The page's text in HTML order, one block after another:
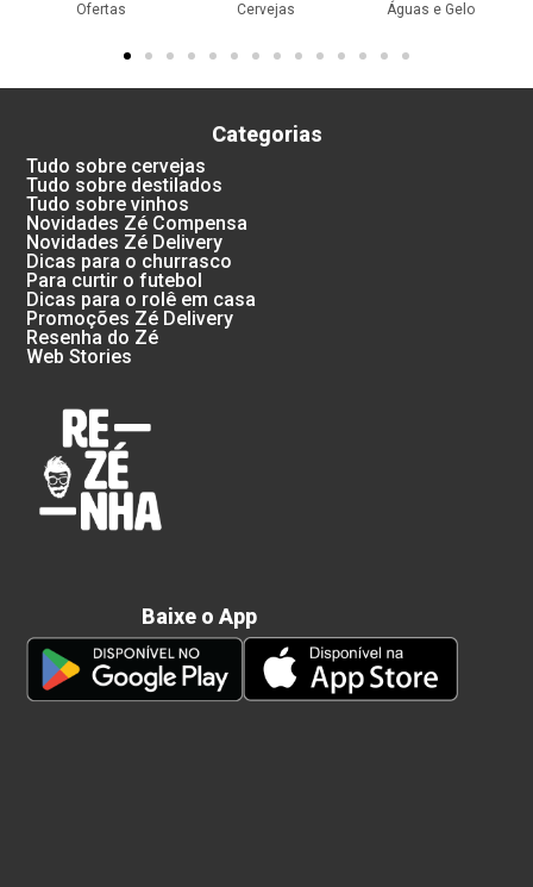
Ofertas Cervejas Águas e Gelo
Categorias
Tudo sobre cervejas
Tudo sobre destilados
Tudo sobre vinhos
Novidades Zé Compensa
Novidades Zé Delivery
Dicas para o churrasco
Para curtir o futebol
Dicas para o rolê em casa
Promoções Zé Delivery
Resenha do Zé
Web Stories
Baixe o App